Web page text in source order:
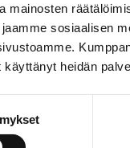
mainosten
sosiaalisen
heidän